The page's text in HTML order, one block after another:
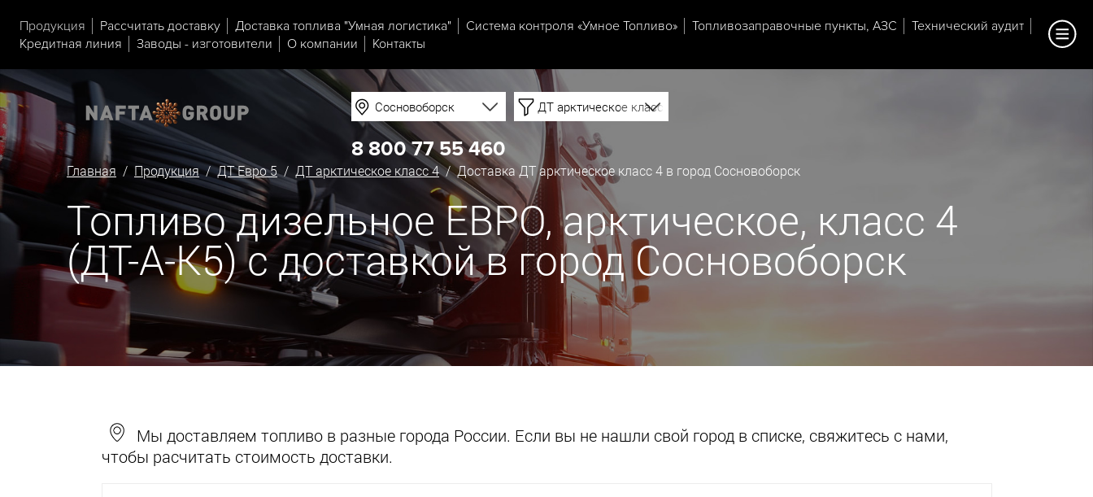
Продукция Рассчитать доставку Доставка топлива "Умная логистика" Система контроля «Умное Топливо» Топливозаправочные пункты, АЗС
Технический аудит
Кредитная линия
Заводы - изготовители О компании Контакты
Сосновоборск ДТ арктическое класс 4
8 800 77 55 460
Главная / Продукция/ДТ Евро 5/ ДТ арктическое класс 4/ Доставка ДТ арктическое класс 4 в город Сосновоборск
Топливо дизельное ЕВРО, арктическое, класс 4
(ДТ-А-К5) с доставкой в город Сосновоборск
Мы доставляем топливо в разные города России. Если вы не нашли свой город в списке, свяжитесь с нами,
чтобы расчитать стоимость доставки.